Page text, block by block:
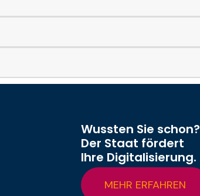
Wussten Sie schon?
Der Staat fördert
Ihre Digitalisierung.
MEHR ERFAHREN